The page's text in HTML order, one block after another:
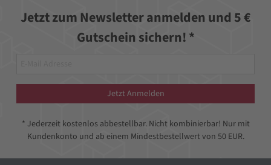
Jetzt zum Newsletter anmelden und 5 €
Gutschein sichern! *
Jetzt Anmelden
* Jederzeit kostenlos abbestellbar. Nicht kombinierbar! Nur mit
Kundenkonto und ab einem Mindestbestellwert von 50 EUR.